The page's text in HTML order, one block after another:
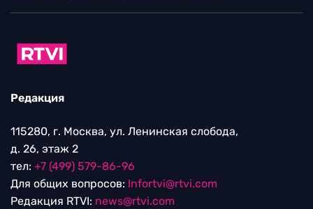
Редакция
115280, г. Москва, ул. Ленинская слобода,
д. 26, этаж 2
тел: +7 (499) 579-86-96
Для общих вопросов: Infortvi@rtvi.com
Редакция RTVI: news@rtvi.com